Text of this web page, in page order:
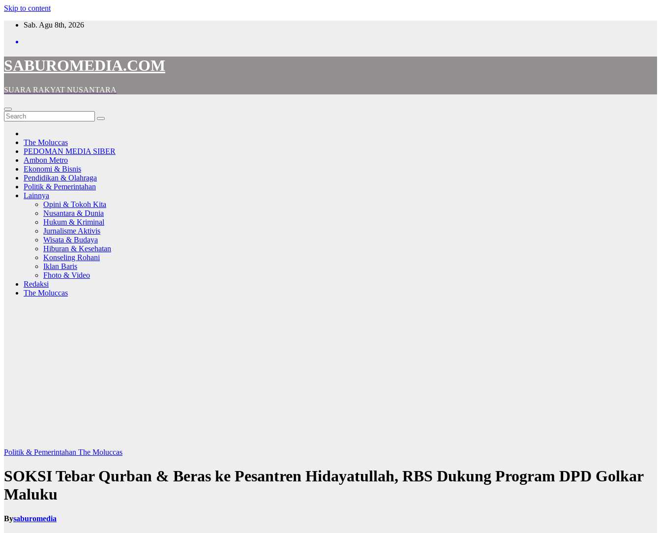
Skip to content
Sab. Agu 8th, 2026
SABUROMEDIA.COM
SUARA RAKYAT NUSANTARA
The Moluccas
PEDOMAN MEDIA SIBER
Ambon Metro
Ekonomi & Bisnis
Pendidikan & Olahraga
Politik & Pemerintahan
Lainnya
Opini & Tokoh Kita
Nusantara & Dunia
Hukum & Kriminal
Jurnalisme Aktivis
Wisata & Budaya
Hiburan & Kesehatan
Konseling Rohani
Iklan Baris
Fhoto & Video
Redaksi
The Moluccas
Politik & Pemerintahan The Moluccas
SOKSI Tebar Qurban & Beras ke Pesantren Hidayatullah, RBS Dukung Program DPD Golkar
Maluku
Bysaburomedia